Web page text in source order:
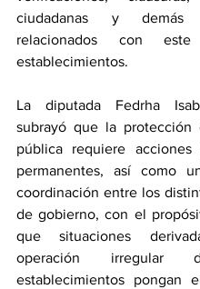
ciudadanas y demás
relacionados con
establecimientos.
La diputada Fedrha
subrayó que la protección
pública requiere acciones
permanentes, así como
coordinación entre los
de gobierno, con el
que situaciones
operación irregular
establecimientos pongan